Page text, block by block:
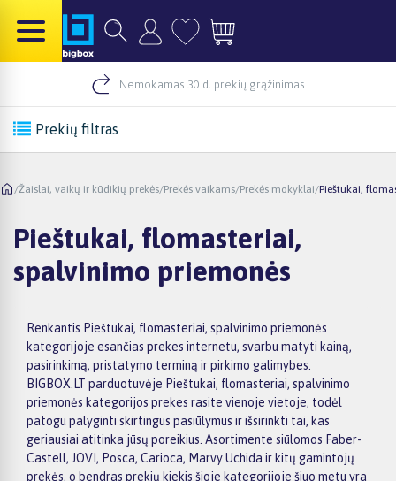
Nemokamas 30 d. prekių grąžinimas
Prekių filtras
/Žaislai, vaikų ir kūdikių prekės/Prekės vaikams/Prekės mokyklai/Pieštukai,
Pieštukai, flomasteriai,
spalvinimo priemonės
Renkantis Pieštukai, flomasteriai, spalvinimo priemonės
kategorijoje esančias prekes internetu, svarbu matyti kainą,
pasirinkimą, pristatymo terminą ir pirkimo galimybes.
BIGBOX.LT parduotuvėje Pieštukai, flomasteriai, spalvinimo
priemonės kategorijos prekes rasite vienoje vietoje, todėl
patogu palyginti skirtingus pasiūlymus ir išsirinkti tai, kas
geriausiai atitinka jūsų poreikius. Asortimente siūlomos Faber-
Castell, JOVI, Posca, Carioca, Marvy Uchida ir kitų gamintojų
prekės, o bendras prekių kiekis šioje kategorijoje šiuo metu yra